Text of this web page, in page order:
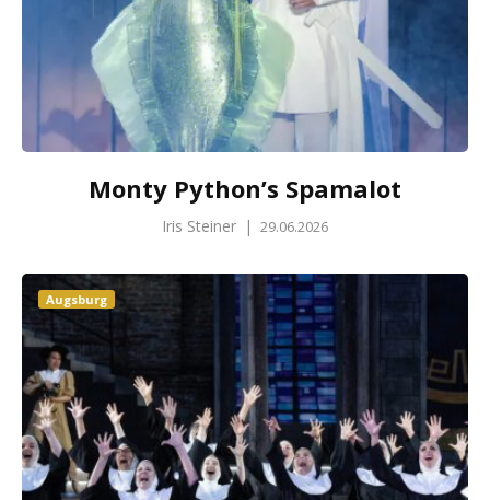
Monty Python’s Spamalot
Iris Steiner | 29.06.2026
Augsburg